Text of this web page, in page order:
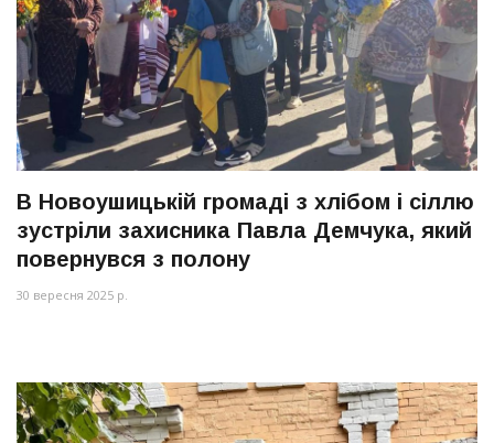
В Новоушицькій громаді з хлібом і сіллю
зустріли захисника Павла Демчука, який
повернувся з полону
30 вересня 2025 р.